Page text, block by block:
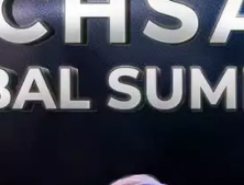
ลต่อนโยบายการค้าของสห
ธานาธิบดีแม้ว่าพรรครีพับลิกั
แต่เนื่องจากนโยบายการค้า
ธานาธิบดีโดยตรง ซึ่งปัจจุบั
ประธานาธิบดีสามารถ